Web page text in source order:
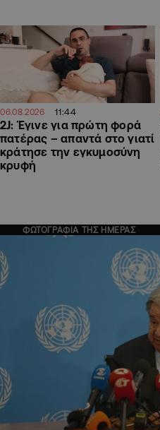
06.08.2026 11:44
2J: Έγινε για πρώτη φορά
πατέρας – απαντά στο γιατί
κράτησε την εγκυμοσύνη
κρυφή
ΦΩΤΟΓΡΑΦΙΑ ΤΗΣ ΗΜΕΡΑΣ